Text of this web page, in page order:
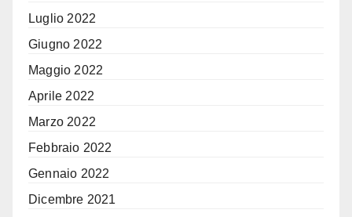
Luglio 2022
Giugno 2022
Maggio 2022
Aprile 2022
Marzo 2022
Febbraio 2022
Gennaio 2022
Dicembre 2021